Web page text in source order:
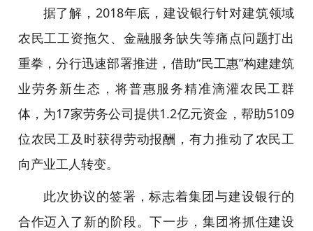
据了解，2018年底，建设银行针对建筑领域
农民工工资拖欠、金融服务缺失等痛点问题打出
重拳，分行迅速部署推进，借助“民工惠”构建建筑
业劳务新生态，将普惠服务精准滴灌农民工群
体，为17家劳务公司提供1.2亿元资金，帮助5109
位农民工及时获得劳动报酬，有力推动了农民工
向产业工人转变。
此次协议的签署，标志着集团与建设银行的
合作迈入了新的阶段。下一步，集团将抓住建设